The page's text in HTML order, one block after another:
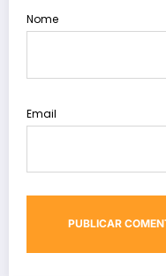
Nome
Email